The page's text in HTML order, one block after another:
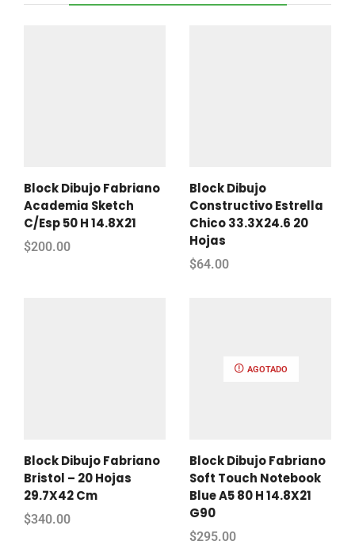
Block Dibujo Fabriano
Academia Sketch
C/Esp 50 H 14.8X21
$200.00
Block Dibujo
Constructivo Estrella
Chico 33.3X24.6 20
Hojas
$64.00
Block Dibujo Fabriano
Bristol – 20 Hojas
29.7X42 Cm
$340.00
AGOTADO
Block Dibujo Fabriano
Soft Touch Notebook
Blue A5 80 H 14.8X21
G90
$295.00